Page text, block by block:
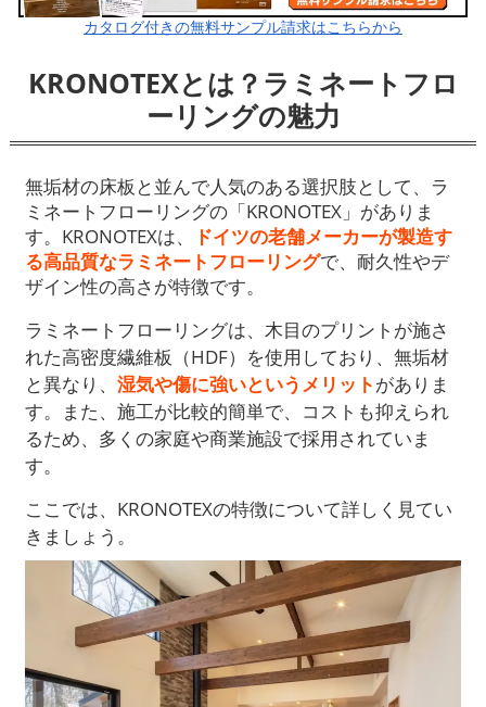
カタログ付きの無料サンプル請求はこちらから
KRONOTEXとは？ラミネートフロ
ーリングの魅力
無垢材の床板と並んで人気のある選択肢として、ラ
ミネートフローリングの「KRONOTEX」がありま
す。KRONOTEXは、
ドイツの老舗メーカーが製造す
る高品質なラミネートフローリングで、耐久性やデ
ザイン性の高さが特徴です。
ラミネートフローリングは、木目のプリントが施さ
れた高密度繊維板（HDF）を使用しており、無垢材
と異なり、湿気や傷に強いというメリットがありま
す。また、施工が比較的簡単で、コストも抑えられ
るため、多くの家庭や商業施設で採用されていま
す。
ここでは、KRONOTEXの特徴について詳しく見てい
きましょう。